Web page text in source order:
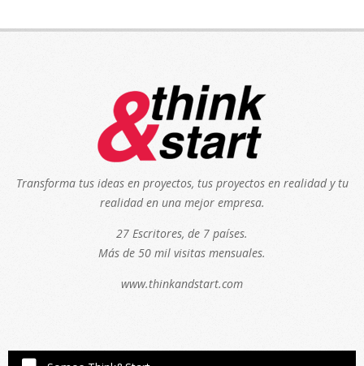
Transforma tus ideas en proyectos, tus proyectos en realidad y tu
realidad en una mejor empresa.
27 Escritores, de 7 países.
Más de 50 mil visitas mensuales.
www.thinkandstart.com